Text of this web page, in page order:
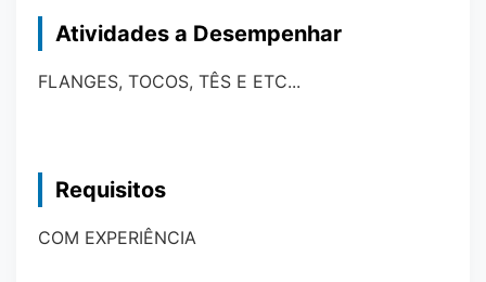
Atividades a Desempenhar
FLANGES, TOCOS, TÊS E ETC...
Requisitos
COM EXPERIÊNCIA